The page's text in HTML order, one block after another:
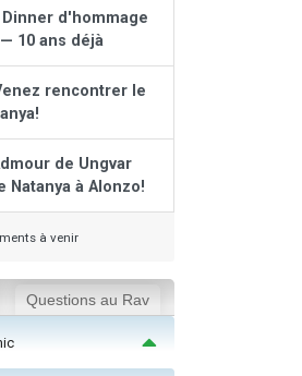
Dinner d'hommage
10 ans déjà
rencontrer le
de Ungvar
Natanya à Alonzo!
à venir
Questions au Rav